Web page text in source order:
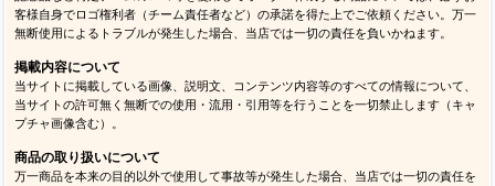
客様自身でロゴ権利者（チーム責任者など）の承諾を得た上でご依頼ください。万一
無断使用によるトラブルが発生した場合、当店では一切の責任を負いかねます。
掲載内容について
当サイトに掲載している画像、説明文、コンテンツ内容等のすべての情報について、
当サイトの許可無く無断での使用・流用・引用等を行うことを一切禁止します（キャ
プチャ画像含む）。
商品の取り扱いについて
万一商品を本来の目的以外で使用して事故等が発生した場合、当店では一切の責任を